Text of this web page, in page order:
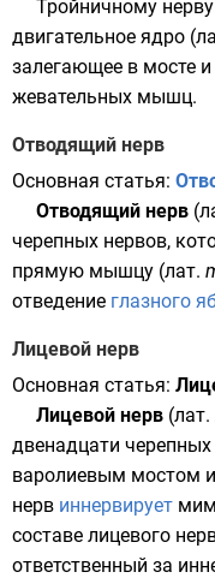
Тройничному
двигательное ядро (
залегающее в мосте
жевательных мышц.
Отводящий нерв
Основная статья:
Отводящий нерв (
черепных нервов,
прямую мышцу (лат.
отведение глазного
Лицевой нерв
Основная статья:
Лицевой нерв (лат.
двенадцати
варолиевым мостом и
нерв иннервирует
составе лицевого
ответственный за